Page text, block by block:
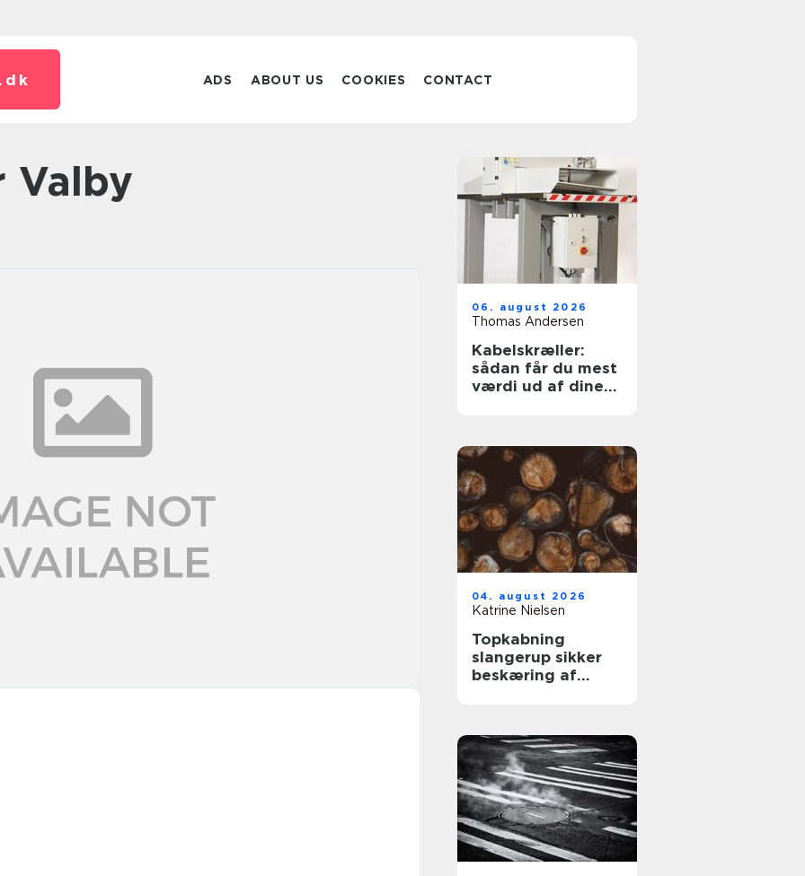
dk ADS ABOUT US COOKIES CONTACT
Valby
06. august 2026
Thomas Andersen
Kabelskræller:
sådan får du mest
værdi ud af dine
04. august 2026
Katrine Nielsen
Topkabning
slangerup sikker
beskæring af